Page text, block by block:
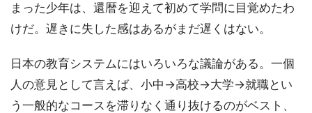
まった少年は、還暦を迎えて初めて学問に目覚めたわ
けだ。遅きに失した感はあるがまだ遅くはない。
日本の教育システムにはいろいろな議論がある。一個
人の意見として言えば、小中→高校→大学→就職とい
う一般的なコースを滞りなく通り抜けるのがベスト、